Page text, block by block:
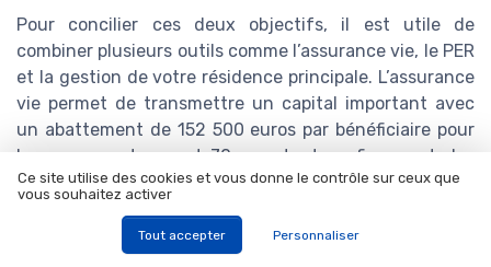
Pour concilier ces deux objectifs, il est utile de
combiner plusieurs outils comme l’assurance vie, le PER
et la gestion de votre résidence principale. L’assurance
vie permet de transmettre un capital important avec
un abattement de 152 500 euros par bénéficiaire pour
les versements avant 70 ans, tout en finançant des
retraits programmés pour compléter votre pension. Une
stratégie d’épargne garantit que vos choix restent
alignés avec votre situation familiale et vos priorités de
Ce site utilise des cookies et vous donne le contrôle sur ceux que
vous souhaitez activer
Tout accepter Personnaliser